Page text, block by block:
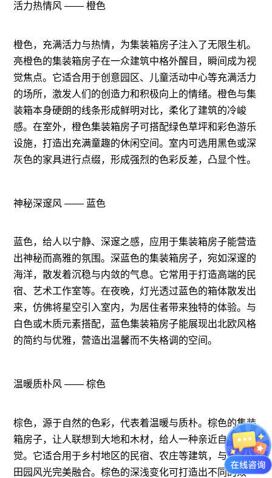
活力热情风 —— 橙色
橙色，充满活力与热情，为集装箱房子注入了无限生机。
亮橙色的集装箱房子在一众建筑中格外醒目，瞬间成为视
觉焦点。它适合用于创意园区、儿童活动中心等充满活力
的场所，激发人们的创造力和积极向上的情绪。橙色与集
装箱本身硬朗的线条形成鲜明对比，柔化了建筑的冷峻
感。在室外，橙色集装箱房子可搭配绿色草坪和彩色游乐
设施，打造出充满童趣的休闲空间。室内可选用黑色或深
灰色的家具进行点缀，形成强烈的色彩反差，凸显个性。
神秘深邃风 —— 蓝色
蓝色，给人以宁静、深邃之感，应用于集装箱房子能营造
出神秘而高雅的氛围。深蓝色的集装箱房子，宛如深邃的
海洋，散发着沉稳与内敛的气息。它常用于打造高端的民
宿、艺术工作室等。在夜晚，灯光透过蓝色的箱体散发出
来，仿佛将星空引入室内，为居住者带来独特的体验。与
白色或木质元素搭配，蓝色集装箱房子能展现出北欧风格
的简约与优雅，营造出温馨而不失格调的空间。
温暖质朴风 —— 棕色
棕色，源于自然的色彩，代表着温暖与质朴。棕色的集装
箱房子，让人联想到大地和木材，给人一种亲近自然的感
觉。它适合用于乡村地区的民宿、农庄等建筑，与周围的
田园风光完美融合。棕色的深浅变化可打造出不同的效